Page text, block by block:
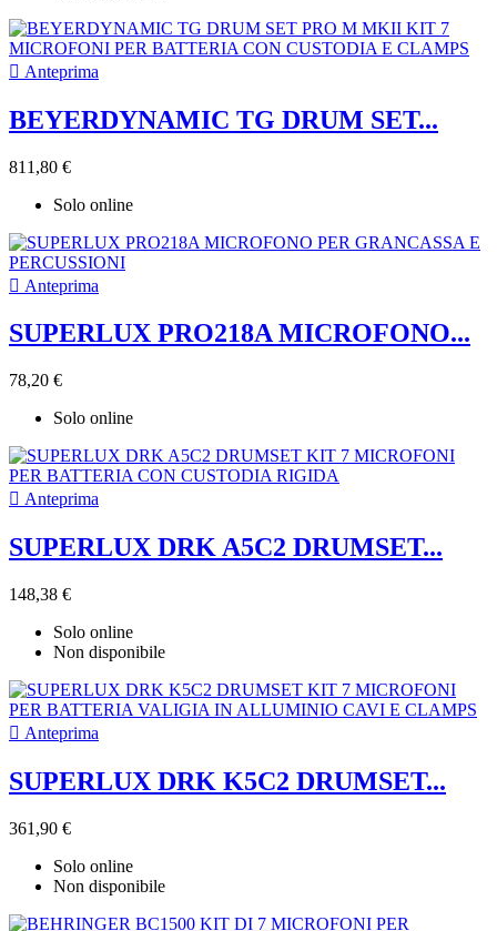
 Anteprima
BEYERDYNAMIC TG DRUM SET...
811,80 €
Solo online
 Anteprima
SUPERLUX PRO218A MICROFONO...
78,20 €
Solo online
 Anteprima
SUPERLUX DRK A5C2 DRUMSET...
148,38 €
Solo online
Non disponibile
 Anteprima
SUPERLUX DRK K5C2 DRUMSET...
361,90 €
Solo online
Non disponibile